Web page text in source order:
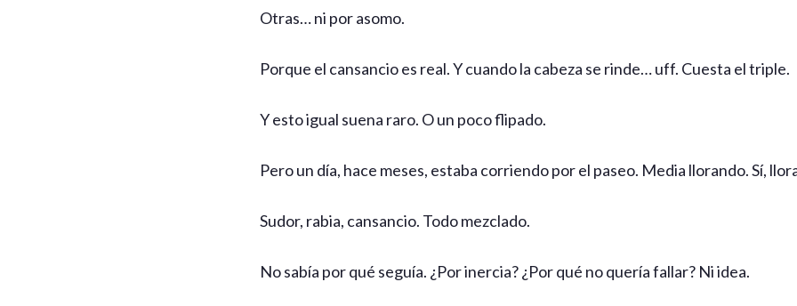
Otras… ni por asomo.
Porque el cansancio es real. Y cuando la cabeza se rinde… uff. Cuesta el triple.
Y esto igual suena raro. O un poco flipado.
Pero un día, hace meses, estaba corriendo por el paseo. Media llorando. Sí,
Sudor, rabia, cansancio. Todo mezclado.
No sabía por qué seguía. ¿Por inercia? ¿Por qué no quería fallar? Ni idea.